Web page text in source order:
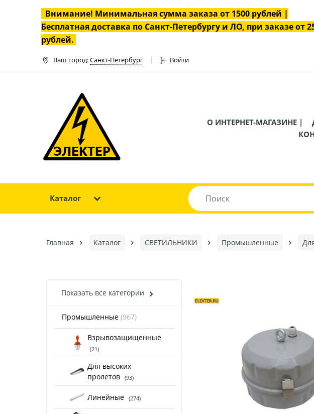
Внимание! Минимальная сумма заказа от 1500 рублей |
Бесплатная доставка по Санкт-Петербургу и ЛО, при заказе от
рублей.
Ваш город:Санкт-Петербург Войти
О ИНТЕРНЕТ-МАГАЗИНЕ |
Каталог
Главная Каталог СВЕТИЛЬНИКИ Промышленные
Показать все категории
Промышленные (967)
Взрывозащищенные
(21)
Для высоких
пролетов (93)
Линейные (274)